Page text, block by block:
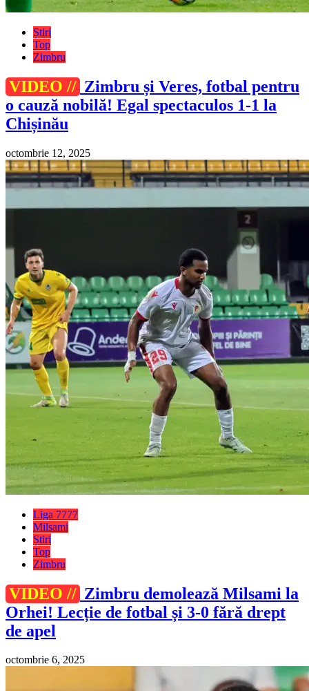
Știri
Top
Zimbru
VIDEO // Zimbru și Veres, fotbal pentru
o cauză nobilă! Egal spectaculos 1-1 la
Chișinău
octombrie 12, 2025
Liga 7777
Milsami
Știri
Top
Zimbru
VIDEO // Zimbru demolează Milsami la
Orhei! Lecție de fotbal și 3-0 fără drept
de apel
octombrie 6, 2025